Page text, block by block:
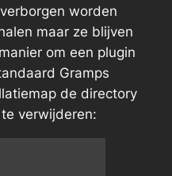
worden
maar ze blijven
om een plugin
Gramps
de directory
verwijderen: